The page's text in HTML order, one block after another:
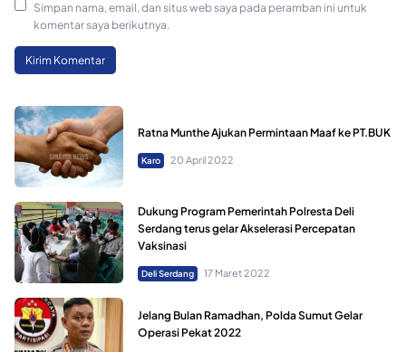
Simpan nama, email, dan situs web saya pada peramban ini untuk
komentar saya berikutnya.
Ratna Munthe Ajukan Permintaan Maaf ke PT.BUK
Karo 20 April 2022
Dukung Program Pemerintah Polresta Deli
Serdang terus gelar Akselerasi Percepatan
Vaksinasi
Deli Serdang 17 Maret 2022
Jelang Bulan Ramadhan, Polda Sumut Gelar
Operasi Pekat 2022